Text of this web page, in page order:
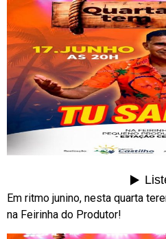
Em ritmo junino, nesta quarta
na Feirinha do Produtor!